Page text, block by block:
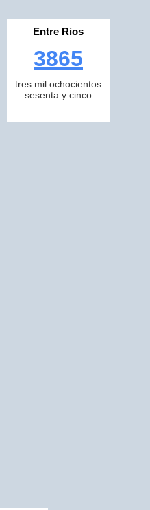
Entre Rios
3865
tres mil ochocientos
sesenta y cinco